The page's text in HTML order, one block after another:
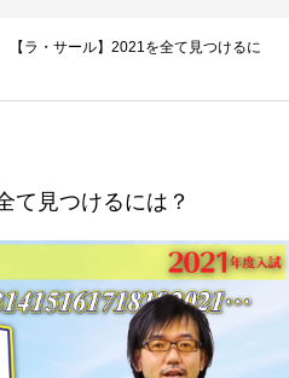
【ラ・サール】2021を全て見つけるに
て見つけるには？